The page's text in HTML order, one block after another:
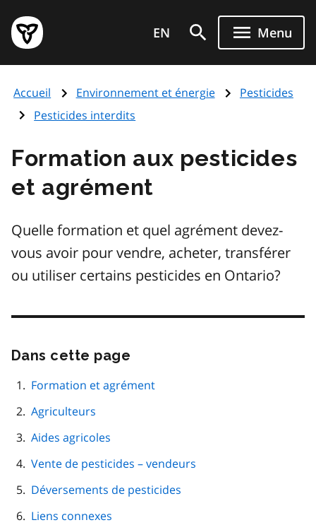
au
contenu
principal
Page
d'accueil
de
l'Ontario
EN Menu
Accueil Environnement et énergie
Pesticides
Pesticides interdits
Formation aux pesticides
et agrément
Quelle formation et quel agrément devez-
vous avoir pour vendre, acheter, transférer
ou utiliser certains pesticides en Ontario?
Dans cette page
navigation
Formation et agrément
Agriculteurs
Aides agricoles
Vente de pesticides – vendeurs
Déversements de pesticides
Liens connexes